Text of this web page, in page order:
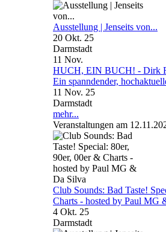
Ausstellung | Jenseits von...
20 Okt. 25
Darmstadt
11 Nov.
HUCH, EIN BUCH! - Dirk
Ein spanndender,
11 Nov. 25
Darmstadt
mehr...
Veranstaltungen am
Club Sounds: Bad Taste!
Charts - hosted by Paul MG
4 Okt. 25
Darmstadt